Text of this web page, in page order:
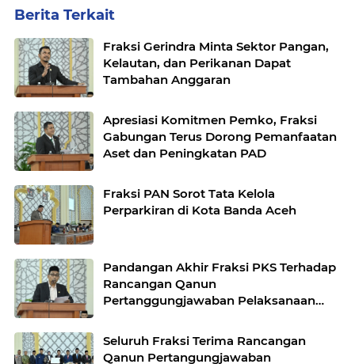
Berita Terkait
Fraksi Gerindra Minta Sektor Pangan,
Kelautan, dan Perikanan Dapat
Tambahan Anggaran
Apresiasi Komitmen Pemko, Fraksi
Gabungan Terus Dorong Pemanfaatan
Aset dan Peningkatan PAD
Fraksi PAN Sorot Tata Kelola
Perparkiran di Kota Banda Aceh
Pandangan Akhir Fraksi PKS Terhadap
Rancangan Qanun
Pertanggungjawaban Pelaksanaan
2025
Seluruh Fraksi Terima Rancangan
Qanun Pertangungjawaban